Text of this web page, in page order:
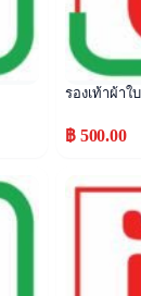
฿ 500.00
Popular